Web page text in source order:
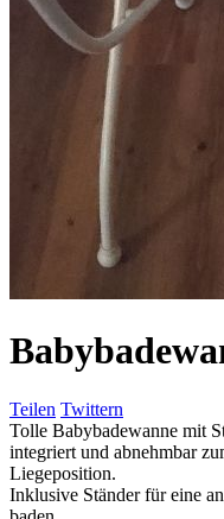
Teilen Twittern
Tolle Babybadewanne mit
integriert und abnehmbar
Liegeposition.
Inklusive Ständer für eine